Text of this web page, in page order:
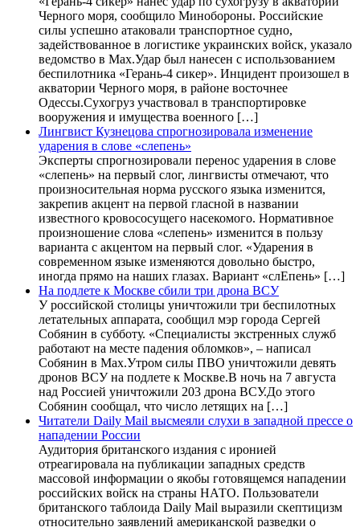
Черного моря, сообщило Минобороны. Российские
силы успешно атаковали транспортное судно,
задействованное в логистике украинских войск, указало
ведомство в Max.Удар был нанесен с использованием
беспилотника «Герань-4 сикер». Инцидент произошел в
акватории Черного моря, в районе восточнее
Одессы.Сухогруз участвовал в транспортировке
вооружения и имущества военного […]
Лингвист Кузнецова спрогнозировала изменение
ударения в слове «слепень»
Эксперты спрогнозировали перенос ударения в слове
«слепень» на первый слог, лингвисты отмечают, что
произносительная норма русского языка изменится,
закрепив акцент на первой гласной в названии
известного кровососущего насекомого. Нормативное
произношение слова «слепень» изменится в пользу
варианта с акцентом на первый слог. «Ударения в
современном языке изменяются довольно быстро,
иногда прямо на наших глазах. Вариант «слЕпень» […]
На подлете к Москве сбили три дрона ВСУ
У российской столицы уничтожили три беспилотных
летательных аппарата, сообщил мэр города Сергей
Собянин в субботу. «Специалисты экстренных служб
работают на месте падения обломков», – написал
Собянин в Max.Утром силы ПВО уничтожили девять
дронов ВСУ на подлете к Москве.В ночь на 7 августа
над Россией уничтожили 203 дрона ВСУ.До этого
Собянин сообщал, что число летящих на […]
Читатели Daily Mail высмеяли слухи в западной прессе о
нападении России
Аудитория британского издания с иронией
отреагировала на публикации западных средств
массовой информации о якобы готовящемся нападении
российских войск на страны НАТО. Пользователи
британского таблоида Daily Mail выразили скептицизм
относительно заявлений американской разведки о